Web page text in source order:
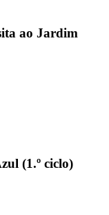
ao Jardim
(1.º ciclo)